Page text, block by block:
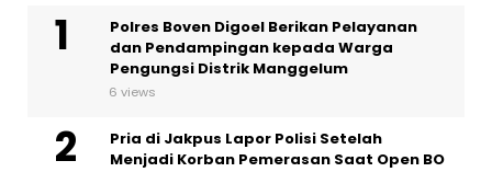
Polres Boven Digoel Berikan Pelayanan
dan Pendampingan kepada Warga
Pengungsi Distrik Manggelum
6 views
Pria di Jakpus Lapor Polisi Setelah
Menjadi Korban Pemerasan Saat Open BO